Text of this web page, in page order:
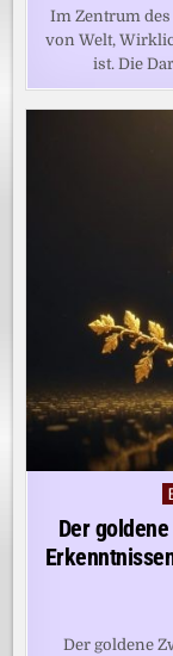
Im Zentrum des
von Welt,
ist. Die
Der
Der goldene